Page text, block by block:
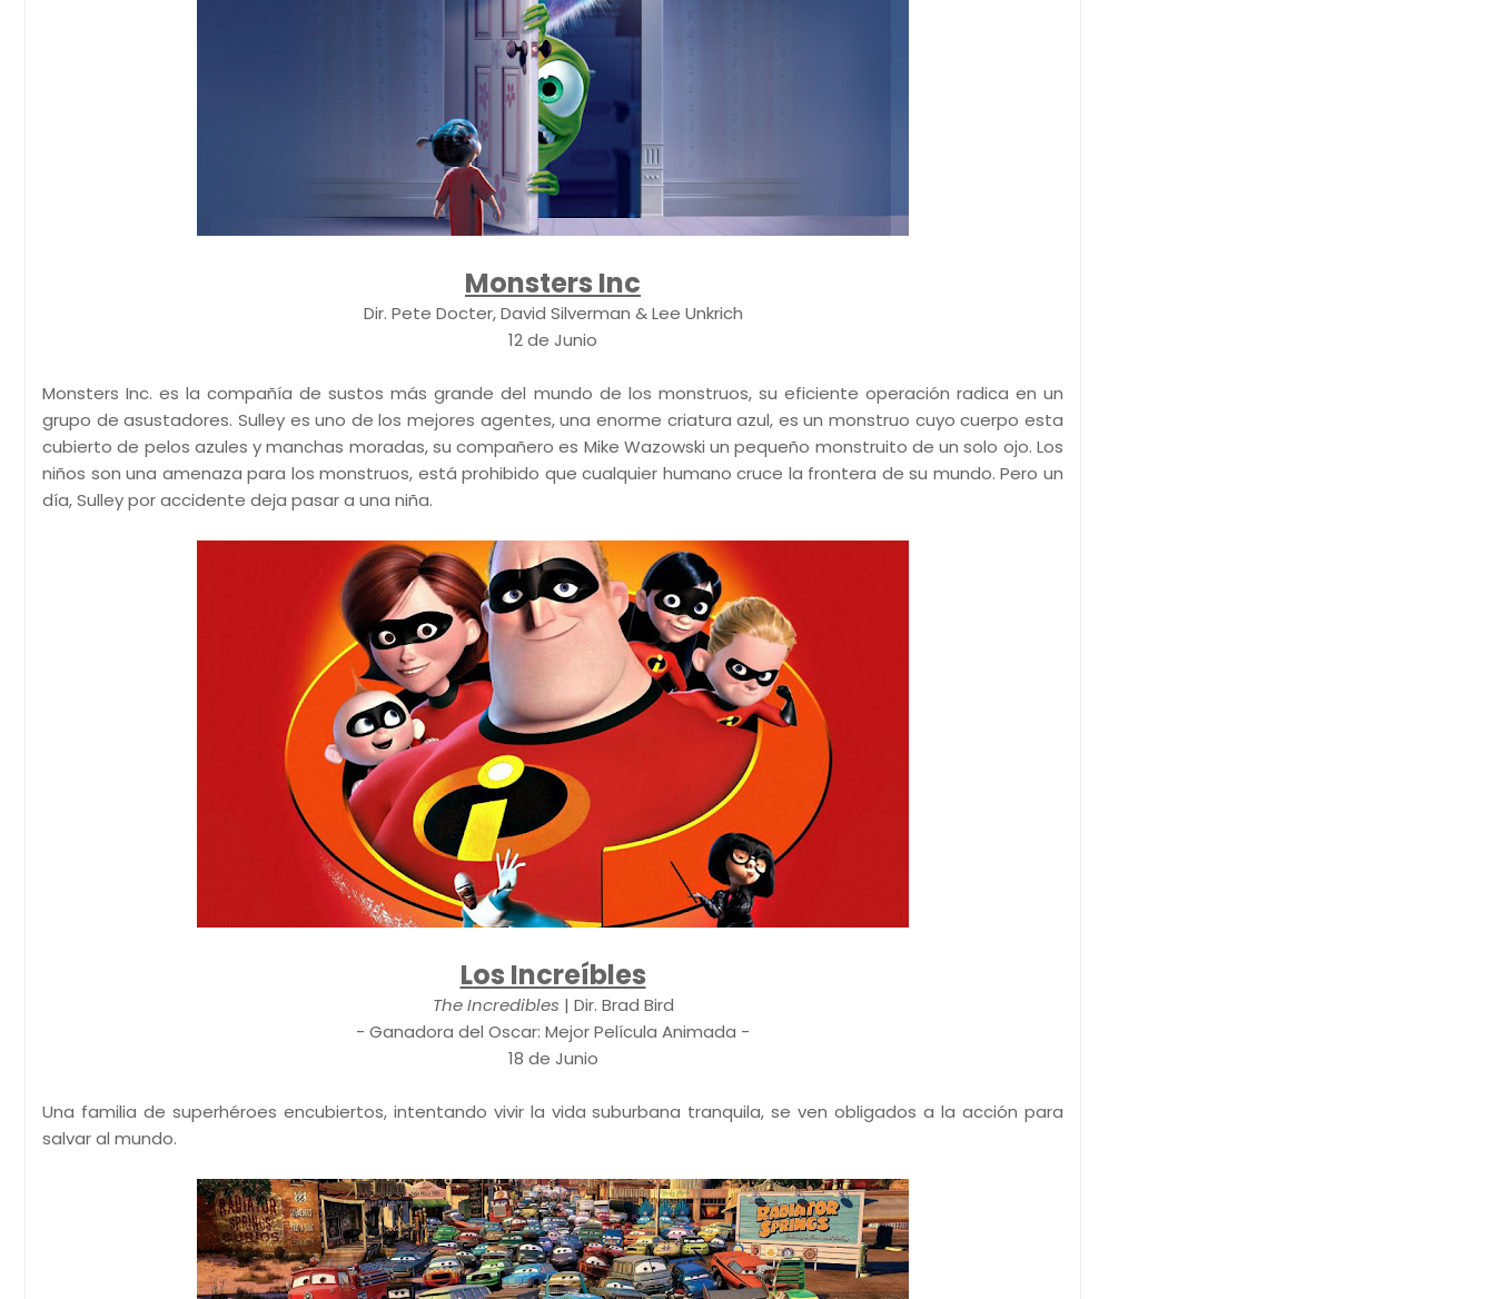
Monsters Inc
Dir. Pete Docter, David Silverman & Lee Unkrich
12 de Junio
Monsters Inc. es la compañía de sustos más grande del mundo de los monstruos, su eficiente operación radica en un
grupo de asustadores. Sulley es uno de los mejores agentes, una enorme criatura azul, es un monstruo cuyo cuerpo esta
cubierto de pelos azules y manchas moradas, su compañero es Mike Wazowski un pequeño monstruito de un solo ojo. Los
niños son una amenaza para los monstruos, está prohibido que cualquier humano cruce la frontera de su mundo. Pero un
día, Sulley por accidente deja pasar a una niña.
Los Increíbles
The Incredibles | Dir. Brad Bird
- Ganadora del Oscar: Mejor Película Animada -
18 de Junio
Una familia de superhéroes encubiertos, intentando vivir la vida suburbana tranquila, se ven obligados a la acción para
salvar al mundo.